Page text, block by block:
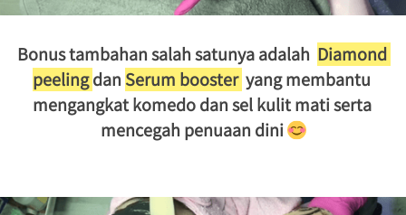
Bonus tambahan salah satunya adalah Diamond
peeling dan Serum booster yang membantu
mengangkat komedo dan sel kulit mati serta
mencegah penuaan dini